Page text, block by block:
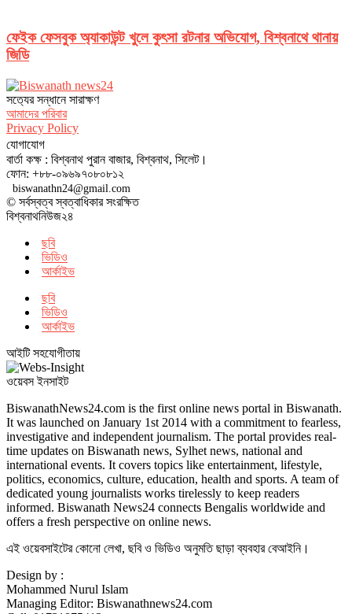
ফেইক ফেসবুক অ্যাকাউন্ট খুলে কুৎসা রটনার অভিযোগ, বিশ্বনাথে থানায়
জিডি
সত‌্যের সন্ধানে সারাক্ষণ
আমাদের পরিবার
Privacy Policy
যোগাযোগ
বার্তা কক্ষ : বিশ্বনাথ পুরান বাজার, বিশ্বনাথ, সিলেট।
ফোন: +৮৮-০৯৬৯৭০৮০৮১২
biswanathn24@gmail.com
© সর্বস্বত্ব স্বত্বাধিকার সংরক্ষিত
বিশ্বনাথনিউজ২৪
ছবি
ভিডিও
আর্কাইভ
ছবি
ভিডিও
আর্কাইভ
আইটি সহযোগীতায়
ওয়েবস ইনসাইট
BiswanathNews24.com is the first online news portal in Biswanath.
It was launched on January 1st 2014 with a commitment to fearless,
investigative and independent journalism. The portal provides real-
time updates on Biswanath news, Sylhet news, national and
international events. It covers topics like entertainment, lifestyle,
politics, economics, culture, education, health and sports. A team of
dedicated young journalists works tirelessly to keep readers
informed. Biswanath News24 connects Bengalis worldwide and
offers a fresh perspective on online news.
এই ওয়েবসাইটের কোনো লেখা, ছবি ও ভিডিও অনুমতি ছাড়া ব্যবহার বেআইনি।
Design by :
Mohammed Nurul Islam
Managing Editor: Biswanathnews24.com